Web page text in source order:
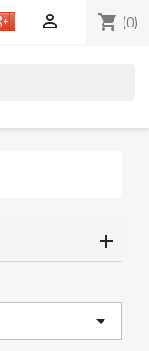
shopping_cart (0)

